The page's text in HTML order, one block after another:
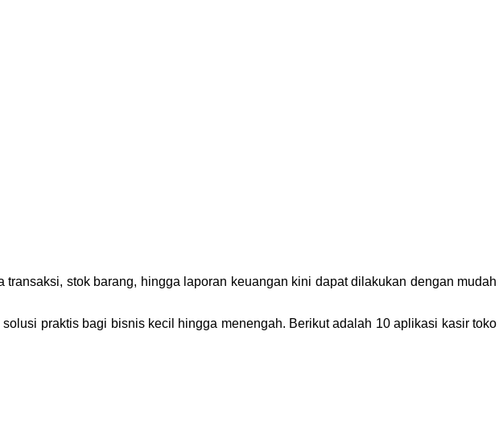
stok barang, hingga laporan keuangan kini dapat dilakukan dengan mudah
praktis bagi bisnis kecil hingga menengah. Berikut adalah 10 aplikasi kasir toko